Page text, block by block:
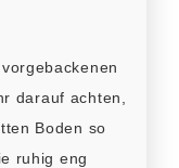
darauf achten,
Boden so
ruhig eng